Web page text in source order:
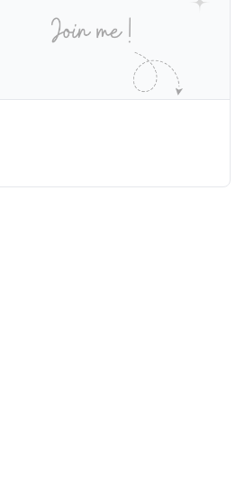
为印度经济做出贡献的详细计
住共12年后有资格申请印度公民
续居住11年，短暂缺席的少数例
重国籍，申请人必须放弃其原始
料必须公证并翻译成西班牙语。
年、具备流利西班牙语、对当地
入籍成为危地马拉公民。 那
策有吸引力吗？我们来看看：